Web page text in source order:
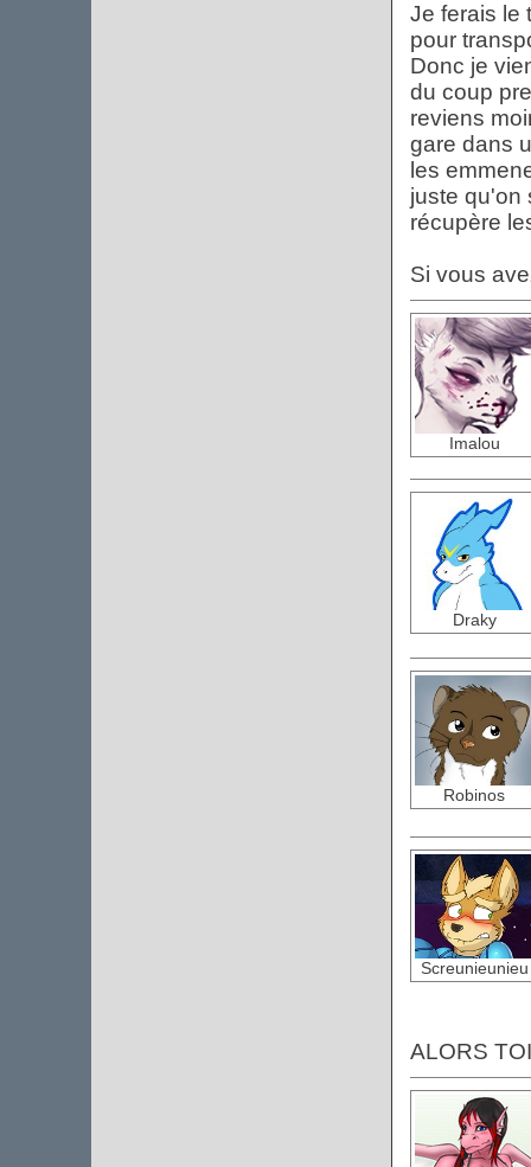
Je ferais le
pour
Donc je
du coup
reviens
gare dans
les
juste qu'on
récupère
Si vous
Imalou
Draky
Robinos
Screunieunieu
ALORS